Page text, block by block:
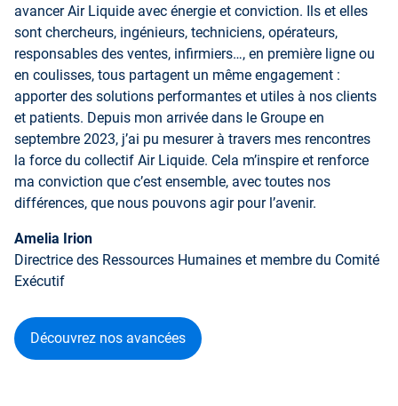
avancer Air Liquide avec énergie et conviction. Ils et elles
sont chercheurs, ingénieurs, techniciens, opérateurs,
responsables des ventes, infirmiers…, en première ligne ou
en coulisses, tous partagent un même engagement :
apporter des solutions performantes et utiles à nos clients
et patients. Depuis mon arrivée dans le Groupe en
septembre 2023, j’ai pu mesurer à travers mes rencontres
la force du collectif Air Liquide. Cela m’inspire et renforce
ma conviction que c’est ensemble, avec toutes nos
différences, que nous pouvons agir pour l’avenir.
Amelia Irion
Directrice des Ressources Humaines et membre du Comité
Exécutif
Découvrez nos avancées